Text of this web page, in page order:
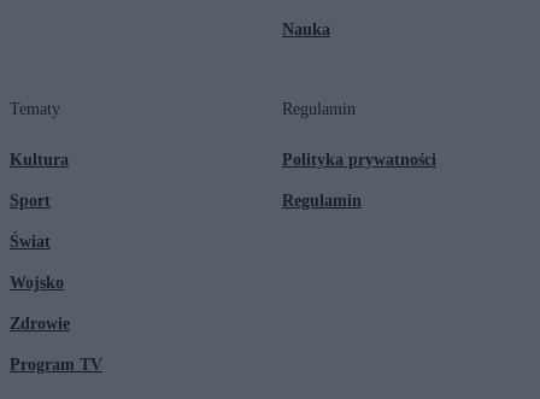
Nauka
Tematy
Kultura
Sport
Świat
Wojsko
Zdrowie
Program TV
Regulamin
Polityka prywatności
Regulamin